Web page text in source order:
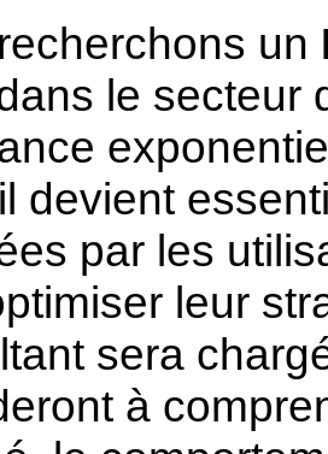
un
le secteur
devient
par les
leur
sera
à